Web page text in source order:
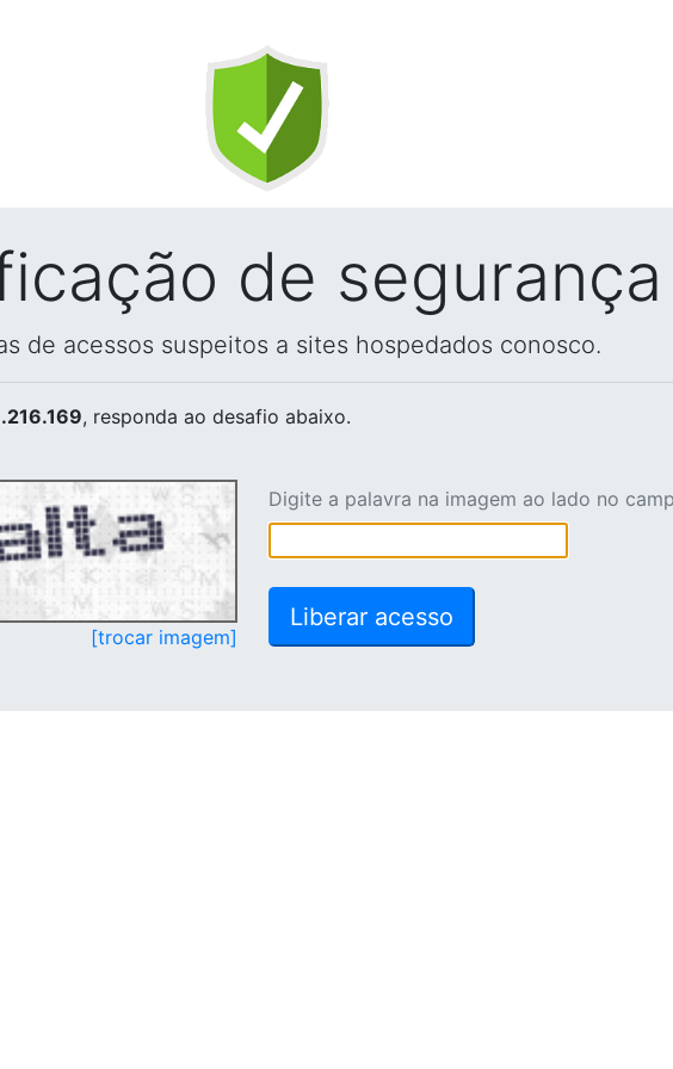
de segurança
de acessos suspeitos a sites hospedados conosco.
, responda ao desafio abaixo.
[trocar imagem]
Digite a palavra na imagem ao lado no